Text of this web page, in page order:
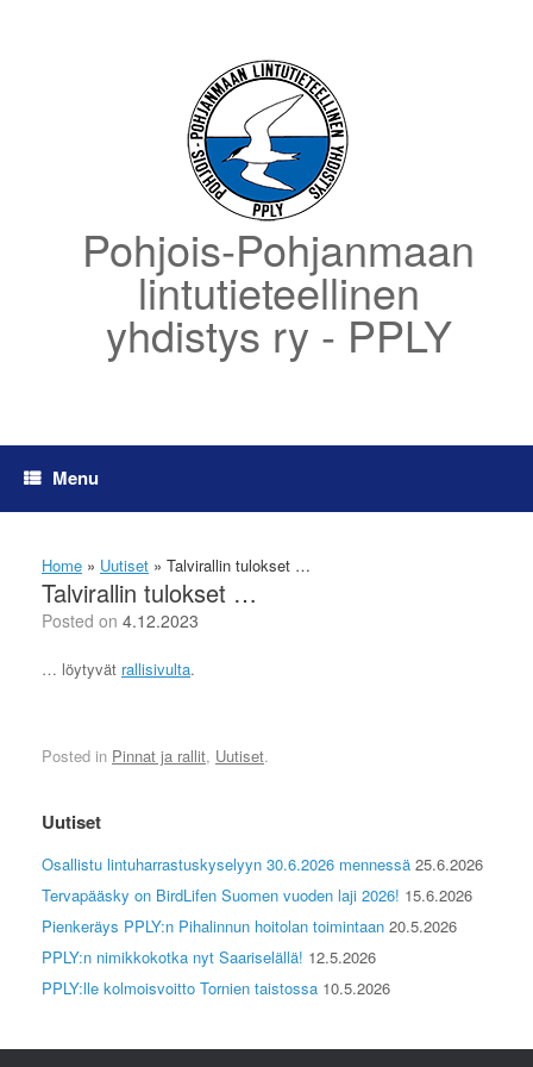
Pohjois-Pohjanmaan
lintutieteellinen
yhdistys ry - PPLY
Menu
Home » Uutiset » Talvirallin tulokset …
Talvirallin tulokset …
Posted on 4.12.2023
… löytyvät rallisivulta.
Posted in Pinnat ja rallit, Uutiset.
Uutiset
Osallistu lintuharrastuskyselyyn 30.6.2026 mennessä 25.6.2026
Tervapääsky on BirdLifen Suomen vuoden laji 2026! 15.6.2026
Pienkeräys PPLY:n Pihalinnun hoitolan toimintaan 20.5.2026
PPLY:n nimikkokotka nyt Saariselällä! 12.5.2026
PPLY:lle kolmoisvoitto Tornien taistossa 10.5.2026